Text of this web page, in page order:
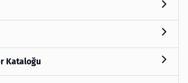
Kataloğu